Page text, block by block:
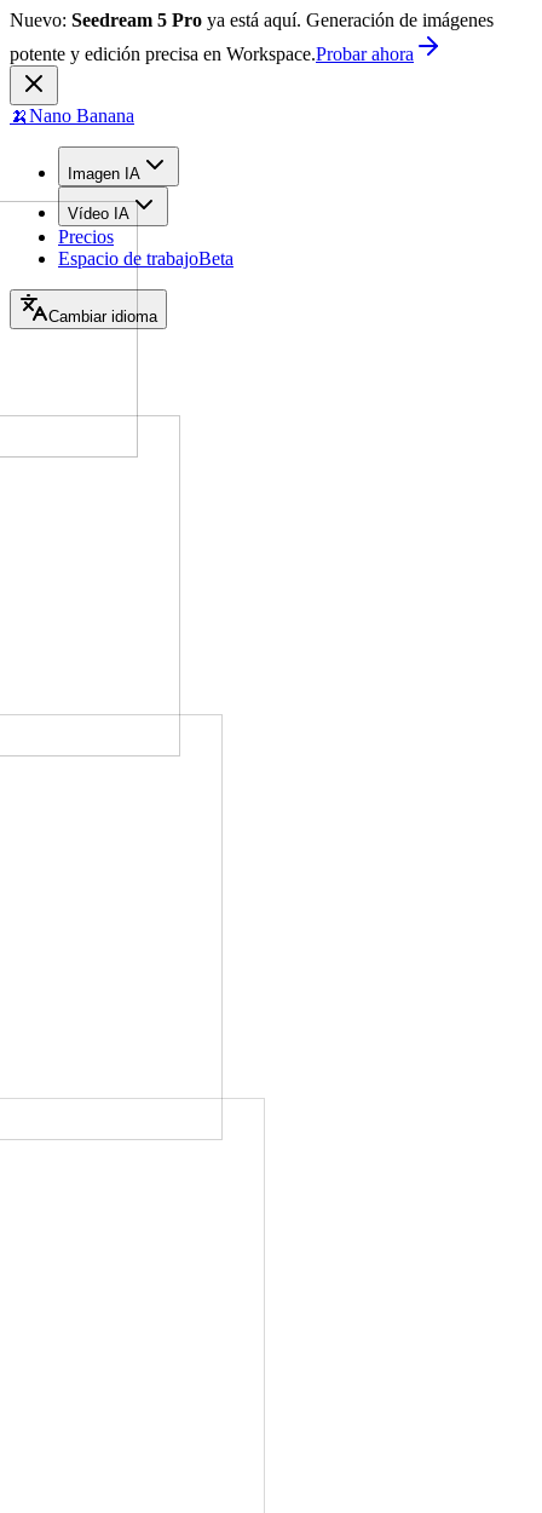
Nuevo: Seedream 5 Pro ya está aquí. Generación de imágenes
potente y edición precisa en Workspace.Probar ahora
🍌Nano Banana
Imagen IA
Vídeo IA
Precios
Espacio de trabajoBeta
Cambiar idioma